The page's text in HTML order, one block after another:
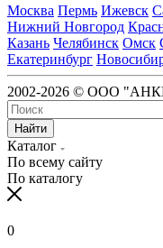
Москва Пермь Ижевск
Нижний Новгород
Казань Челябинск Омск
Екатеринбург
2002-2026 © ООО
Найти
Каталог
По всему сайту
По каталогу
0